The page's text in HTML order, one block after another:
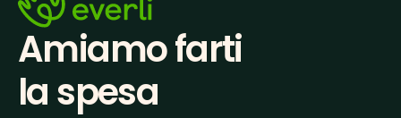
Amiamo farti
la spesa